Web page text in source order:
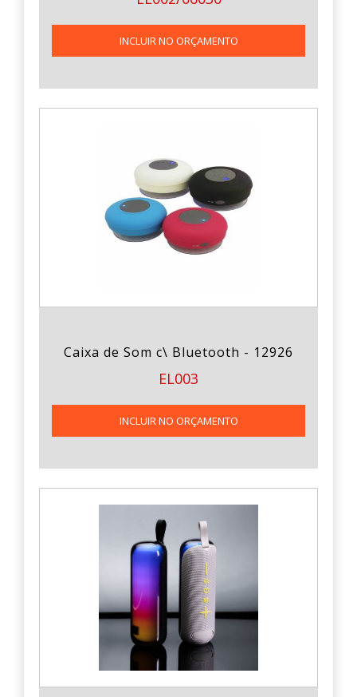
INCLUIR NO ORÇAMENTO
Caixa de Som c\ Bluetooth - 12926
EL003
INCLUIR NO ORÇAMENTO